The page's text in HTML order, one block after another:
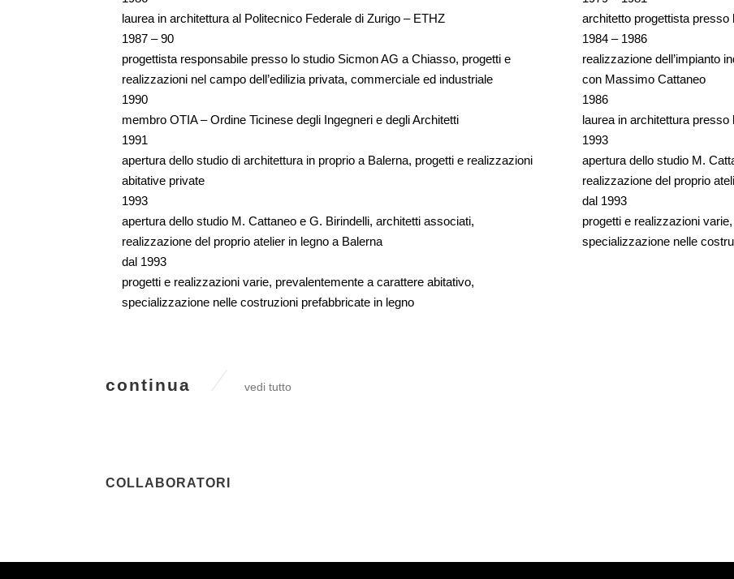
laurea in architettura al Politecnico Federale di Zurigo – ETHZ
1987 – 90
progettista responsabile presso lo studio Sicmon AG a Chiasso, progetti e
realizzazioni nel campo dell’edilizia privata, commerciale ed industriale
1990
membro OTIA – Ordine Ticinese degli Ingegneri e degli Architetti
1991
apertura dello studio di architettura in proprio a Balerna, progetti e realizzazioni
abitative private
1993
apertura dello studio M. Cattaneo e G. Birindelli, architetti associati,
realizzazione del proprio atelier in legno a Balerna
dal 1993
progetti e realizzazioni varie, prevalentemente a carattere abitativo,
specializzazione nelle costruzioni prefabbricate in legno
architetto progettista
1984 – 1986
realizzazione dell’impianto
con Massimo Cattaneo
1986
laurea in architettura presso
1993
apertura dello studio M.
realizzazione del proprio
dal 1993
progetti e realizzazioni
specializzazione nelle
continua vedi tutto
COLLABORATORI